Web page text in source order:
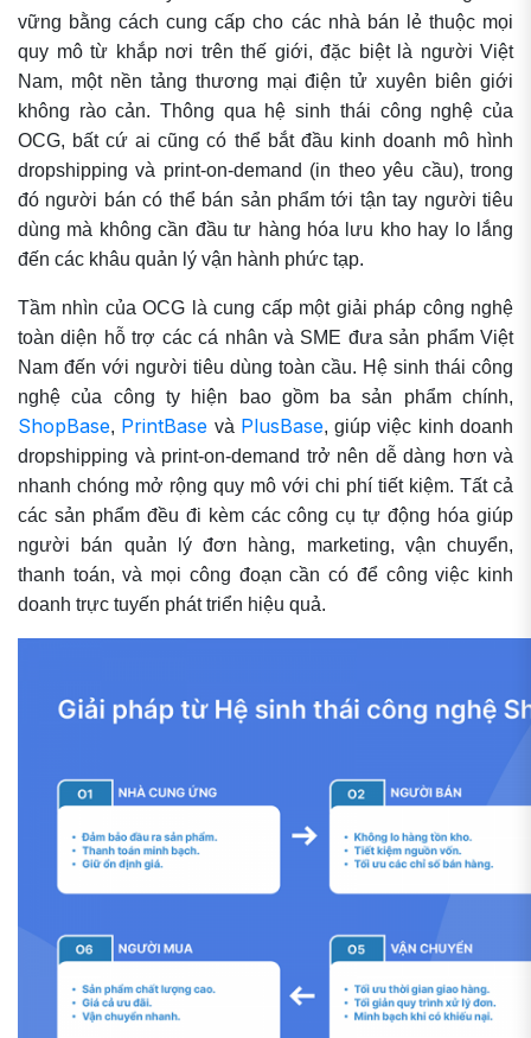
vững bằng cách cung cấp cho các nhà bán lẻ thuộc mọi
quy mô từ khắp nơi trên thế giới, đặc biệt là người Việt
Nam, một nền tảng thương mại điện tử xuyên biên giới
không rào cản. Thông qua hệ sinh thái công nghệ của
OCG, bất cứ ai cũng có thể bắt đầu kinh doanh mô hình
dropshipping và print-on-demand (in theo yêu cầu), trong
đó người bán có thể bán sản phẩm tới tận tay người tiêu
dùng mà không cần đầu tư hàng hóa lưu kho hay lo lắng
đến các khâu quản lý vận hành phức tạp.
Tầm nhìn của OCG là cung cấp một giải pháp công nghệ
toàn diện hỗ trợ các cá nhân và SME đưa sản phẩm Việt
Nam đến với người tiêu dùng toàn cầu. Hệ sinh thái công
nghệ của công ty hiện bao gồm ba sản phẩm chính,
ShopBase, PrintBase và PlusBase, giúp việc kinh doanh
dropshipping và print-on-demand trở nên dễ dàng hơn và
nhanh chóng mở rộng quy mô với chi phí tiết kiệm. Tất cả
các sản phẩm đều đi kèm các công cụ tự động hóa giúp
người bán quản lý đơn hàng, marketing, vận chuyển,
thanh toán, và mọi công đoạn cần có để công việc kinh
doanh trực tuyến phát triển hiệu quả.